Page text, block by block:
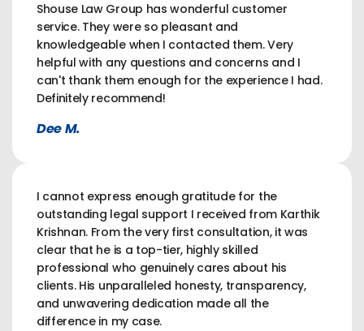
Shouse Law Group has wonderful customer
service. They were so pleasant and
knowledgeable when I contacted them. Very
helpful with any questions and concerns and I
can't thank them enough for the experience I had.
Definitely recommend!
Dee M.
I cannot express enough gratitude for the
outstanding legal support I received from Karthik
Krishnan. From the very first consultation, it was
clear that he is a top-tier, highly skilled
professional who genuinely cares about his
clients. His unparalleled honesty, transparency,
and unwavering dedication made all the
difference in my case.